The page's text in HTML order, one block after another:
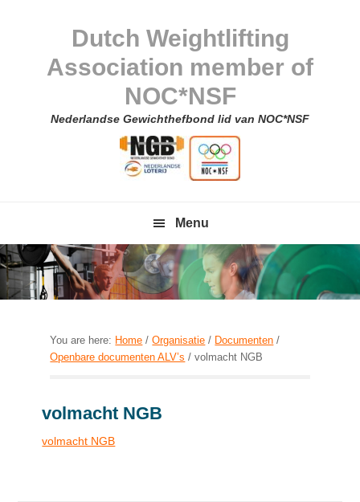
navigation
Dutch Weightlifting
Association member of
NOC*NSF
Nederlandse Gewichthefbond lid van NOC*NSF
Menu
You are here: Home / Organisatie / Documenten /
Openbare documenten ALV’s / volmacht NGB
volmacht NGB
volmacht NGB